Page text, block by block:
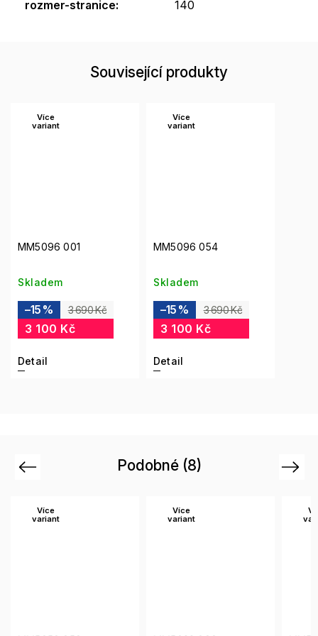
rozmer-stranice: 140
Související produkty
Více
variant
MM5096 001
Skladem
3 690 Kč
–15 %
3 100 Kč
Detail
Více
variant
MM5096 054
Skladem
3 690 Kč
–15 %
3 100 Kč
Detail
Podobné (8)
Previous
Více
variant
Více
variant
Next